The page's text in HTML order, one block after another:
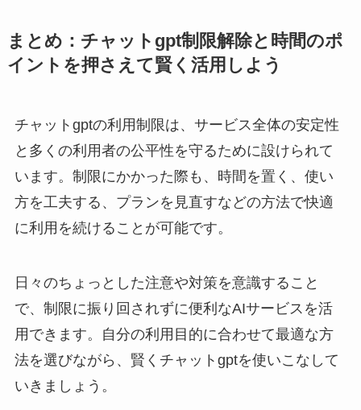
まとめ：チャットgpt制限解除と時間のポ
イントを押さえて賢く活用しよう
チャットgptの利用制限は、サービス全体の安定性
と多くの利用者の公平性を守るために設けられて
います。制限にかかった際も、時間を置く、使い
方を工夫する、プランを見直すなどの方法で快適
に利用を続けることが可能です。
日々のちょっとした注意や対策を意識すること
で、制限に振り回されずに便利なAIサービスを活
用できます。自分の利用目的に合わせて最適な方
法を選びながら、賢くチャットgptを使いこなして
いきましょう。